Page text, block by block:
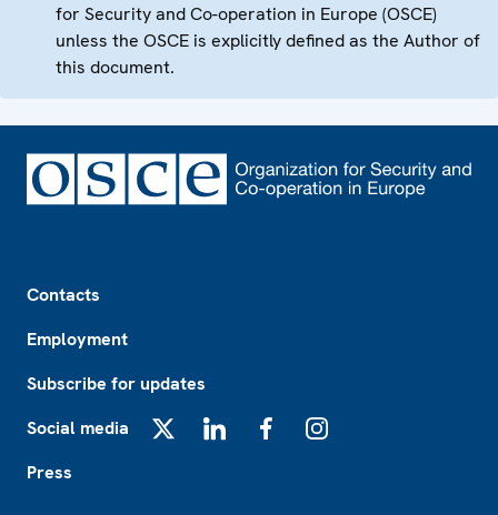
for Security and Co-operation in Europe (OSCE)
unless the OSCE is explicitly defined as the Author of
this document.
Contacts
Employment
Subscribe for updates
Social media
Press